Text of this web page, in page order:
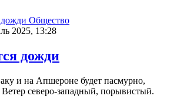
Общество
2025, 13:28
дожди
и на Апшероне будет пасмурно,
северо-западный, порывистый.